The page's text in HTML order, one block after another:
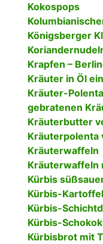
Kokospops
Königsberger
Krapfen –
Kräuter in Öl
Kräuter-
gebratenen
Kräuterbutter
Kräuterpolenta
Kräuterwaffeln
Kräuterwaffeln
Kürbis
Kürbis-
Kürbis-
Kürbis-
Kürbisbrot mit